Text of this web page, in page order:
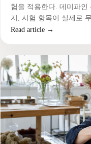
험을 적용한다. 데미파
지, 시험 항목이 실제로
Read article →